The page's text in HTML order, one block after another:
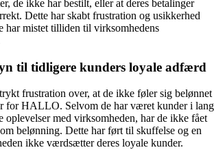
de ikke har bestilt, eller at deres betalinger
Dette har skabt frustration og usikkerhed
har mistet tilliden til virksomhedens
til tidligere kunders loyale adfærd
frustration over, at de ikke føler sig belønnet
for HALLO. Selvom de har været kunder i lang
oplevelser med virksomheden, har de ikke fået
belønning. Dette har ført til skuffelse og en
ikke værdsætter deres loyale kunder.